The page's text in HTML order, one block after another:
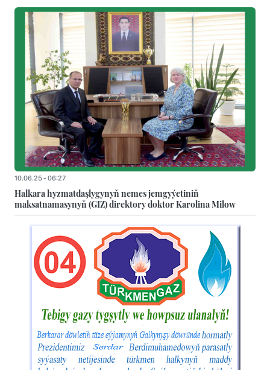
10.06.25 - 06:27
Halkara hyzmatdaşlygynyň nemes jemgyýetiniň
maksatnamasynyň (GIZ) direktory doktor Karolina Milow